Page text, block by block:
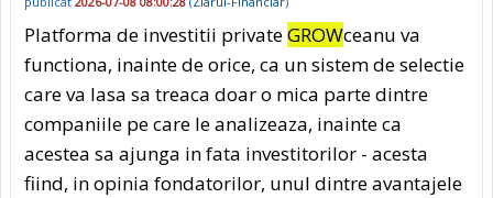
Platforma de investitii privateGROWceanu va
functiona, inainte de orice, ca un sistem de selectie
care va lasa sa treaca doar o mica parte dintre
companiile pe care le analizeaza, inainte ca
acestea sa ajunga in fata investitorilor - acesta
fiind, in opinia fondatorilor, unul dintre avantajele